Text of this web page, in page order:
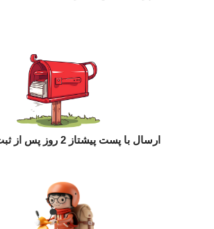
ارسال با پست پیشتاز 2 روز پس از ثبت سفارش